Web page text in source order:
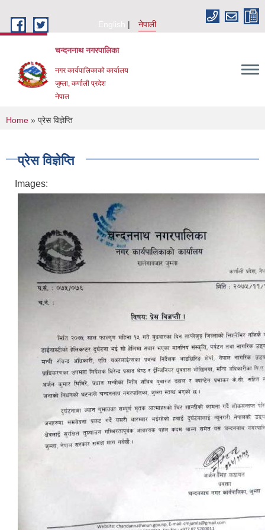
English
नेपाली
चन्दननाथ नगरपालिका
नगर कार्यपालिकाको कार्यालय
जुम्ला, कर्णाली प्रदेश
नेपाल
You are here
Home » प्रेस विज्ञेप्ति
प्रेस विज्ञेप्ति
Images: